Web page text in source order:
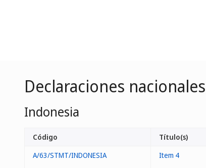
Declaraciones
Indonesia
Código Título(s)
A/63/STMT/INDONESIA
Item 4